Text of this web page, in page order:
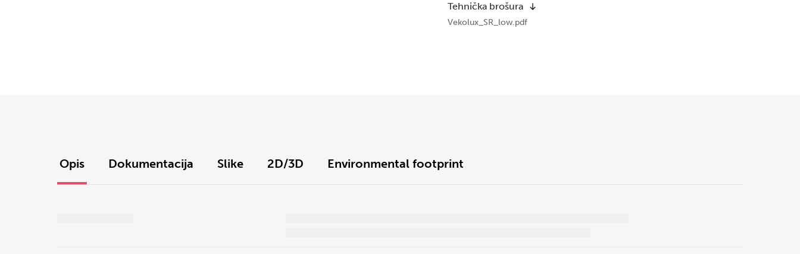
Tehnička brošura
Vekolux_SR_low.pdf
Opis Dokumentacija Slike 2D/3D Environmental footprint